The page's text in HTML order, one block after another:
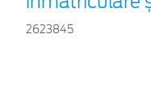
2623845